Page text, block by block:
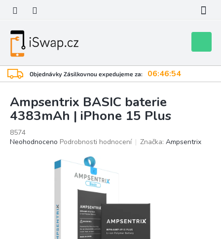
obsah
Objednávky Zásilkovnou expedujeme za: 06:46:53
košík
Ampsentrix BASIC baterie
4383mAh | iPhone 15 Plus
8574
Průměrné
Neohodnoceno Podrobnosti hodnocení Značka: Ampsentrix